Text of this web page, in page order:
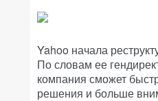
Yahoo начала
По словам ее
компания сможет
решения и больше